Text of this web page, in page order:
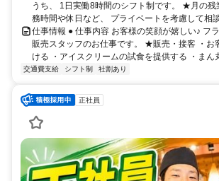
うち、 1日実働8時間のシフト制です。 ★月の
務時間や休日など、 プライベートを考慮して相
仕事情報 ● 仕事内容 お客様の笑顔が嬉しい♪ フ
販売スタッフのお仕事です。 ★販売・接客 ・お
ける ・アイスクリームの試食を提供する ・まん
交通費支給 シフト制 社割あり
正社員